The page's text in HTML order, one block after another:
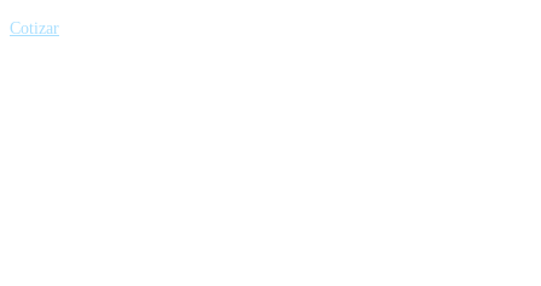
Cotizar